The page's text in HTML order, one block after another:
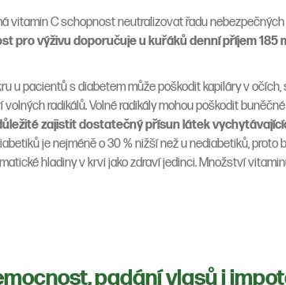
vitamin C schopnost neutralizovat řadu
pro výživu doporučuje u kuřáků denní příjem 185
u pacientů s diabetem může poškodit kapiláry v
radikálů. Volné radikály mohou poškodit
zajistit dostatečný přísun látek
je nejméně o 30 % nižší než u nediabetiků, proto
hladiny v krvi jako zdraví jedinci. Množství
padání vlasů i